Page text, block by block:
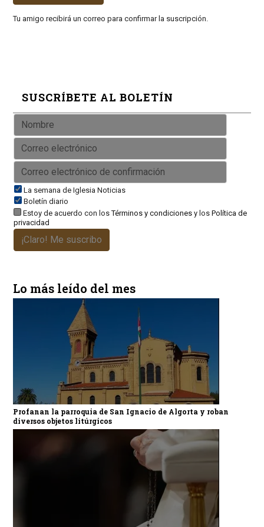
Tu amigo recibirá un correo para confirmar la suscripción.
SUSCRÍBETE AL BOLETÍN
La semana de Iglesia Noticias
Boletín diario
Estoy de acuerdo con losTérminos y condicionesy los Política de
privacidad
¡Claro! Me suscribo
Lo más leído del mes
Profanan la parroquia de San Ignacio de Algorta y roban
diversos objetos litúrgicos